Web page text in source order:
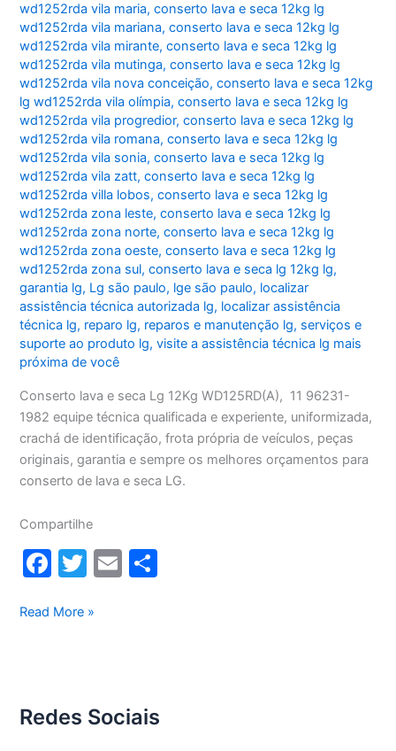
wd1252rda vila maria,conserto lava e seca 12kg lg
wd1252rda vila mariana,conserto lava e seca 12kg lg
wd1252rda vila mirante,conserto lava e seca 12kg lg
wd1252rda vila mutinga,conserto lava e seca 12kg lg
wd1252rda vila nova conceição,conserto lava e seca 12kg
lg wd1252rda vila olímpia,conserto lava e seca 12kg lg
wd1252rda vila progredior,conserto lava e seca 12kg lg
wd1252rda vila romana,conserto lava e seca 12kg lg
wd1252rda vila sonia,conserto lava e seca 12kg lg
wd1252rda vila zatt,conserto lava e seca 12kg lg
wd1252rda villa lobos,conserto lava e seca 12kg lg
wd1252rda zona leste,conserto lava e seca 12kg lg
wd1252rda zona norte,conserto lava e seca 12kg lg
wd1252rda zona oeste,conserto lava e seca 12kg lg
wd1252rda zona sul,conserto lava e seca lg 12kg lg,
garantia lg, Lg são paulo, lge são paulo, localizar
assistência técnica autorizada lg, localizar assistência
técnica lg, reparo lg, reparos e manutenção lg, serviços e
suporte ao produto lg,visite a assistência técnica lg mais
próxima de você
Conserto lava e seca Lg 12Kg WD125RD(A), 11 96231-
1982 equipe técnica qualificada e experiente, uniformizada,
crachá de identificação, frota própria de veículos, peças
originais, garantia e sempre os melhores orçamentos para
conserto de lava e seca LG.
Compartilhe
F
c
o
o
T
itt
E
Conserto
12Kg
Read More »
Redes Sociais